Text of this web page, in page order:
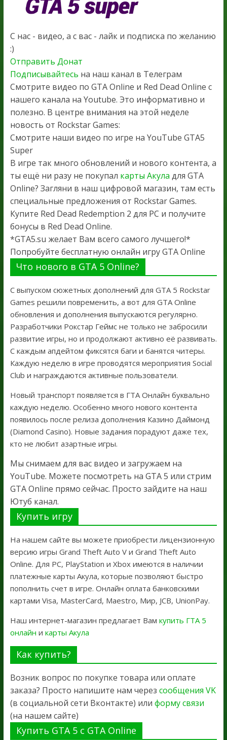
С нас - видео, а с вас - лайк и подписка по желанию
:)
Отправить Донат
Подписывайтесь на наш канал в Телеграм
Смотрите видео по GTA Online и Red Dead Online с
нашего канала на Youtube. Это информативно и
полезно. В центре внимания на этой неделе
новость от Rockstar Games:
Смотрите наши видео по игре на YouTube GTA5
Super
В игре так много обновлений и нового контента, а
ты ещё ни разу не покупал карты Акула для GTA
Online? Загляни в наш цифровой магазин, там есть
специальные предложения от Rockstar Games.
Купите Red Dead Redemption 2 для PC и получите
бонусы в Red Dead Online.
*GTA5.su желает Вам всего самого лучшего!*
Попробуйте бесплатную онлайн игру GTA Online
Что нового в GTA 5 Online?
С выпуском сюжетных дополнений для GTA 5 Rockstar
Games решили повременить, а вот для GTA Online
обновления и дополнения выпускаются регулярно.
Разработчики Рокстар Геймс не только не забросили
развитие игры, но и продолжают активно её развивать.
С каждым апдейтом фиксятся баги и банятся читеры.
Каждую неделю в игре проводятся мероприятия Social
Club и награждаются активные пользователи.
Новый транспорт появляется в ГТА Онлайн буквально
каждую неделю. Особенно много нового контента
появилось после релиза дополнения Казино Даймонд
(Diamond Casino). Новые задания порадуют даже тех,
кто не любит азартные игры.
Мы снимаем для вас видео и загружаем на
YouTube. Можете посмотреть на GTA 5 или стрим
GTA Online прямо сейчас. Просто зайдите на наш
Ютуб канал.
Купить игру
На нашем сайте вы можете приобрести лицензионную
версию игры Grand Theft Auto V и Grand Theft Auto
Online. Для PC, PlayStation и Xbox имеются в наличии
платежные карты Акула, которые позволяют быстро
пополнить счет в игре. Онлайн оплата банковскими
картами Visa, MasterCard, Maestro, Мир, JCB, UnionPay.
Наш интернет-магазин предлагает Вам купить ГТА 5
онлайн и карты Акула
Как купить?
Возник вопрос по покупке товара или оплате
заказа? Просто напишите нам через сообщения VK
(в социальной сети Вконтакте) или форму связи
(на нашем сайте)
Купить GTA 5 с GTA Online